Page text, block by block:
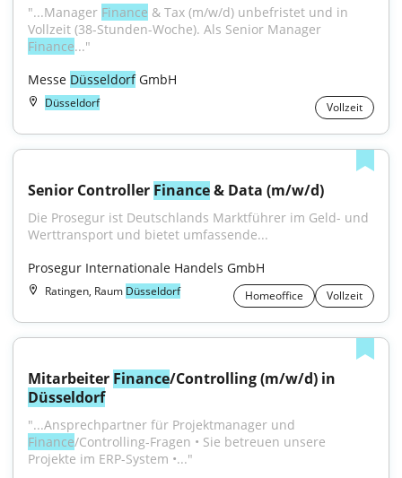
"...Manager Finance & Tax (m/w/d) unbefristet und in
Finance..."
Messe Düsseldorf GmbH
Düsseldorf Vollzeit
Senior Controller Finance & Data (m/w/d)
Die Prosegur ist Deutschlands Marktführer im Geld- und
Werttransport und bietet umfassende...
Prosegur Internationale Handels GmbH
Ratingen, Raum Düsseldorf Homeoffice Vollzeit
Mitarbeiter Finance
Düsseldorf
Finance/Controlling-Fragen • Sie betreuen unsere
Projekte im ERP-System •..."